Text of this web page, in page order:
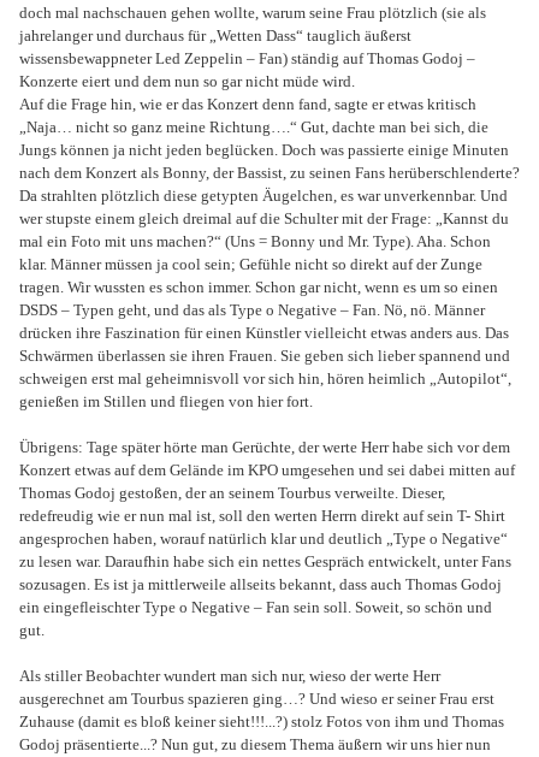
doch mal nachschauen gehen wollte, warum seine Frau plötzlich (sie als
jahrelanger und durchaus für „Wetten Dass“ tauglich äußerst
wissensbewappneter Led Zeppelin – Fan) ständig auf Thomas Godoj –
Konzerte eiert und dem nun so gar nicht müde wird.
Auf die Frage hin, wie er das Konzert denn fand, sagte er etwas kritisch
„Naja… nicht so ganz meine Richtung….“ Gut, dachte man bei sich, die
Jungs können ja nicht jeden beglücken. Doch was passierte einige Minuten
nach dem Konzert als Bonny, der Bassist, zu seinen Fans herüberschlenderte?
Da strahlten plötzlich diese getypten Äugelchen, es war unverkennbar. Und
wer stupste einem gleich dreimal auf die Schulter mit der Frage: „Kannst du
mal ein Foto mit uns machen?“ (Uns = Bonny und Mr. Type). Aha. Schon
klar. Männer müssen ja cool sein; Gefühle nicht so direkt auf der Zunge
tragen. Wir wussten es schon immer. Schon gar nicht, wenn es um so einen
DSDS – Typen geht, und das als Type o Negative – Fan. Nö, nö. Männer
drücken ihre Faszination für einen Künstler vielleicht etwas anders aus. Das
Schwärmen überlassen sie ihren Frauen. Sie geben sich lieber spannend und
schweigen erst mal geheimnisvoll vor sich hin, hören heimlich „Autopilot“,
genießen im Stillen und fliegen von hier fort.
Übrigens: Tage später hörte man Gerüchte, der werte Herr habe sich vor dem
Konzert etwas auf dem Gelände im KPO umgesehen und sei dabei mitten auf
Thomas Godoj gestoßen, der an seinem Tourbus verweilte. Dieser,
redefreudig wie er nun mal ist, soll den werten Herrn direkt auf sein T- Shirt
angesprochen haben, worauf natürlich klar und deutlich „Type o Negative“
zu lesen war. Daraufhin habe sich ein nettes Gespräch entwickelt, unter Fans
sozusagen. Es ist ja mittlerweile allseits bekannt, dass auch Thomas Godoj
ein eingefleischter Type o Negative – Fan sein soll. Soweit, so schön und
gut.
Als stiller Beobachter wundert man sich nur, wieso der werte Herr
ausgerechnet am Tourbus spazieren ging…? Und wieso er seiner Frau erst
Zuhause (damit es bloß keiner sieht!!!...?) stolz Fotos von ihm und Thomas
Godoj präsentierte...? Nun gut, zu diesem Thema äußern wir uns hier nun